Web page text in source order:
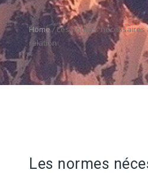
Home/Les normes nécessaires
relation
Les normes